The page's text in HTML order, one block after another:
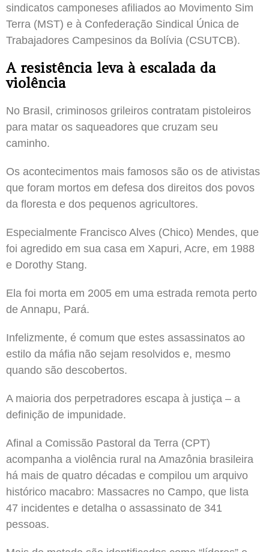
sindicatos camponeses afiliados ao Movimento Sim
Terra (MST) e à Confederação Sindical Única de
Trabajadores Campesinos da Bolívia (CSUTCB).
A resistência leva à escalada da
violência
No Brasil, criminosos grileiros contratam pistoleiros
para matar os saqueadores que cruzam seu
caminho.
Os acontecimentos mais famosos são os de ativistas
que foram mortos em defesa dos direitos dos povos
da floresta e dos pequenos agricultores.
Especialmente Francisco Alves (Chico) Mendes, que
foi agredido em sua casa em Xapuri, Acre, em 1988
e Dorothy Stang.
Ela foi morta em 2005 em uma estrada remota perto
de Annapu, Pará.
Infelizmente, é comum que estes assassinatos ao
estilo da máfia não sejam resolvidos e, mesmo
quando são descobertos.
A maioria dos perpetradores escapa à justiça – a
definição de impunidade.
Afinal a Comissão Pastoral da Terra (CPT)
acompanha a violência rural na Amazônia brasileira
há mais de quatro décadas e compilou um arquivo
histórico macabro: Massacres no Campo, que lista
47 incidentes e detalha o assassinato de 341
pessoas.